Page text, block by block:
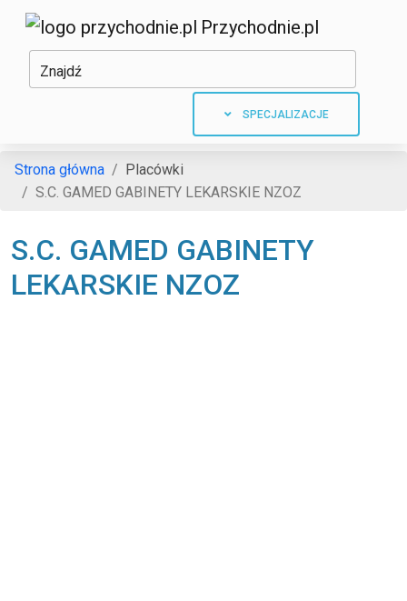
Przychodnie.pl
Znajdź
SPECJALIZACJE
Strona główna
Placówki
S.C. GAMED GABINETY LEKARSKIE NZOZ
S.C. GAMED GABINETY
LEKARSKIE NZOZ